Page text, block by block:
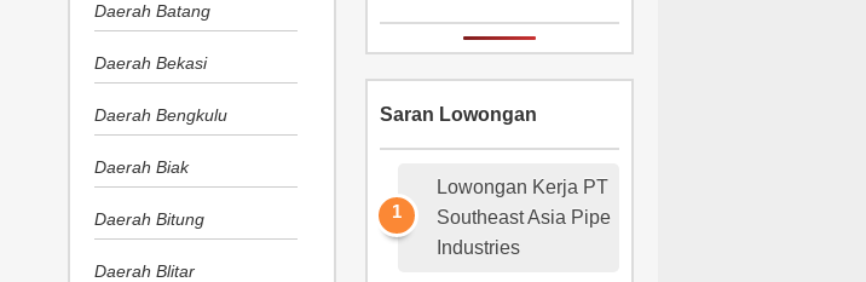
Daerah Batang
Daerah Bekasi
Daerah Bengkulu
Daerah Biak
Daerah Bitung
Daerah Blitar
Saran Lowongan
Lowongan Kerja PT
Southeast Asia Pipe
Industries